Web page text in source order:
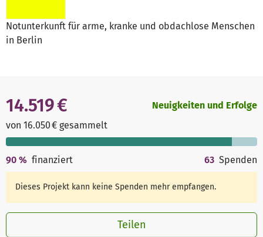
Notunterkunft für arme, kranke und obdachlose Menschen
in Berlin
14.519 €
von 16.050 € gesammelt
Neuigkeiten und Erfolge
90 % finanziert 63 Spenden
Dieses Projekt kann keine Spenden mehr empfangen.
Teilen